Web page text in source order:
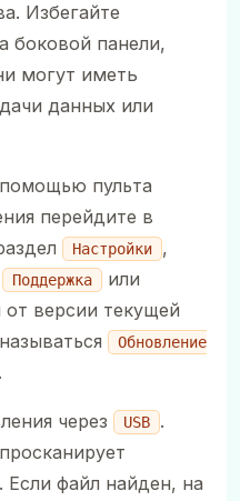
Избегайте
боковой панели,
могут иметь
данных или
пульта
перейдите в
Настройки
,
Поддержка или
версии текущей
Обновление
.
через USB
.
файл найден, на